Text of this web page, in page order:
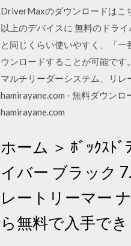
DriverMaxのダウンロードはこ
以上のデバイスに 無料のドラ
と同じくらい使いやすく、「
ウンロードすることが可能です
マルチリーダーシステム、リ
hamirayane.com - 無料ダウン
hamirayane.com
ホーム ＞ ﾎﾞｯｸｽﾄ
イバー ブラック
レートリーマー
ら無料で入手でき